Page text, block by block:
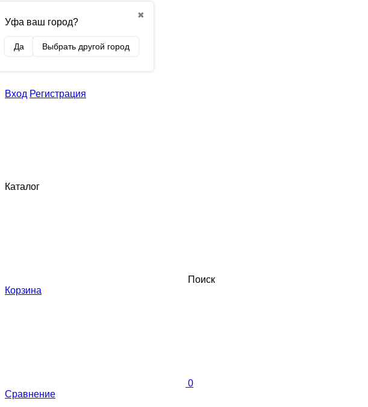
✖
Уфа ваш город?
Да Выбрать другой город
Вход Регистрация
Каталог
Поиск
Корзина
0
Сравнение